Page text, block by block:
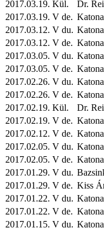
2017.03.19. Kül. Dr.
2017.03.19. V de.
2017.03.12. V du.
2017.03.12. V de.
2017.03.05. V du.
2017.03.05. V de.
2017.02.26. V du.
2017.02.26. V de.
2017.02.19. Kül. Dr.
2017.02.19. V de.
2017.02.12. V de.
2017.02.05. V du.
2017.02.05. V de.
2017.01.29. V du.
2017.01.29. V de. Kiss
2017.01.22. V du.
2017.01.22. V de.
2017.01.15. V du.